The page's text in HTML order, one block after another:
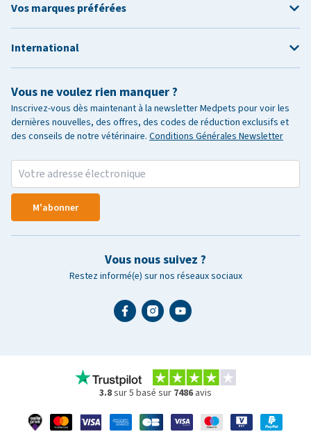
Vous ne voulez rien manquer ?
Inscrivez-vous dès maintenant à la newsletter Medpets pour voir les
dernières nouvelles, des offres, des codes de réduction exclusifs et
des conseils de notre vétérinaire. Conditions Générales Newsletter
M'abonner
Vous nous suivez ?
Restez informé(e) sur nos réseaux sociaux
Vos marques préférées
International
3.8sur 5 basé sur 7486 avis